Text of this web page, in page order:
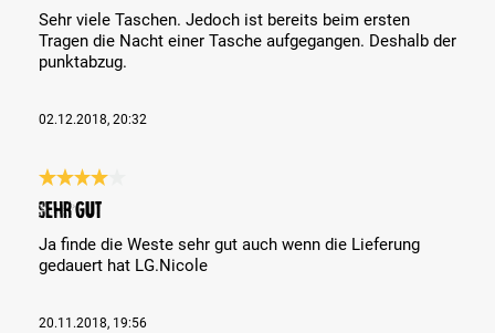
Sehr viele Taschen. Jedoch ist bereits beim ersten
Tragen die Nacht einer Tasche aufgegangen. Deshalb der
punktabzug.
02.12.2018, 20:32
Bewertung mit 4 von 5 Sternen
Sehr gut
Ja finde die Weste sehr gut auch wenn die Lieferung
gedauert hat LG.Nicole
20.11.2018, 19:56